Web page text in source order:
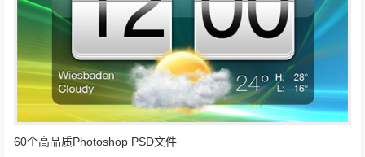
60个高品质Photoshop PSD文件